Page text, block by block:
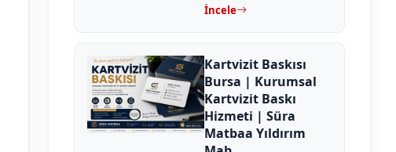
İncele
Kartvizit Baskısı
Bursa | Kurumsal
Kartvizit Baskı
Hizmeti | Süra
Matbaa Yıldırım